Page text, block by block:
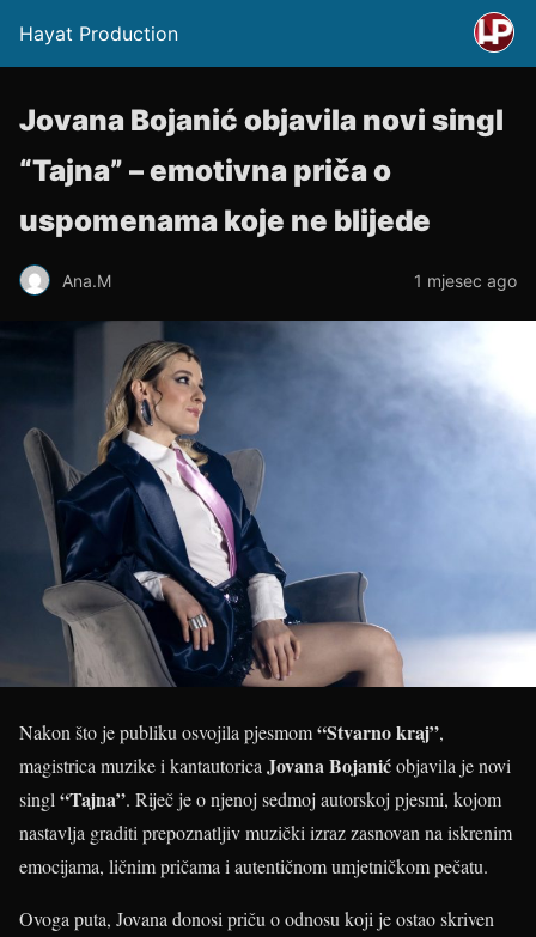
Hayat Production
Jovana Bojanić objavila novi singl
“Tajna” – emotivna priča o
uspomenama koje ne blijede
Ana.M 1 mjesec ago
Nakon što je publiku osvojila pjesmom“Stvarno kraj”,
magistrica muzike i kantautorica Jovana Bojanićobjavila je novi
singl “Tajna”. Riječ je o njenoj sedmoj autorskoj pjesmi, kojom
nastavlja graditi prepoznatljiv muzički izraz zasnovan na iskrenim
emocijama, ličnim pričama i autentičnom umjetničkom pečatu.
Ovoga puta, Jovana donosi priču o odnosu koji je ostao skriven